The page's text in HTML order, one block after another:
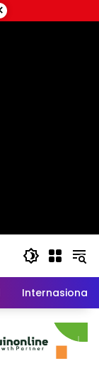
Internasional